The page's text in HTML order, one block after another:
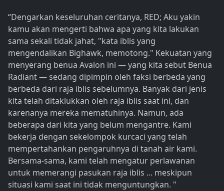
“Dengarkan keseluruhan ceritanya, RED; Aku yakin
kamu akan mengerti bahwa apa yang kita lakukan
sama sekali tidak jahat, "kata iblis yang
mengendalikan Bighawk, memotong." Kekuatan yang
menyerang benua Avalon ini — yang kita sebut Benua
Radiant — sedang dipimpin oleh faksi berbeda yang
berbeda dari raja iblis sebelumnya. Banyak dari jenis
kita telah ditaklukkan oleh raja iblis saat ini, dan
karenanya mereka mematuhinya. Namun, ada
beberapa dari kita yang belum mengantre. Kami
bekerja dengan sekelompok kurcaci yang telah
mempertahankan pengaruhnya di tanah air kami.
Bersama-sama, kami telah mengatur perlawanan
untuk memerangi pasukan raja iblis ... meskipun
situasi kami saat ini tidak menguntungkan. "